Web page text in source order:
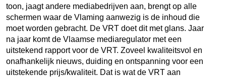
toon, jaagt andere mediabedrijven aan, brengt op alle
schermen waar de Vlaming aanwezig is de inhoud die
moet worden gebracht. De VRT doet dit met glans. Jaar
na jaar komt de Vlaamse mediaregulator met een
uitstekend rapport voor de VRT. Zoveel kwaliteitsvol en
onafhankelijk nieuws, duiding en ontspanning voor een
uitstekende prijs/kwaliteit. Dat is wat de VRT aan